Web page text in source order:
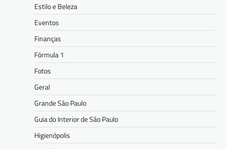
Estilo e Beleza
Eventos
Finanças
Fórmula 1
Fotos
Geral
Grande São Paulo
Guia do Interior de São Paulo
Higienópolis